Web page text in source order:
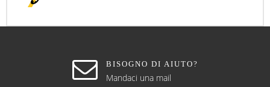
BISOGNO DI AIUTO?
Mandaci una mail